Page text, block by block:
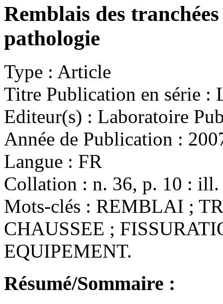
Remblais des
pathologie
Type : Article
Titre Publication en série :
Editeur(s) : Laboratoire
Année de Publication :
Langue : FR
Collation : n. 36, p. 10 : ill.
Mots-clés : REMBLAI ;
CHAUSSEE ;
EQUIPEMENT.
Résumé/Sommaire :